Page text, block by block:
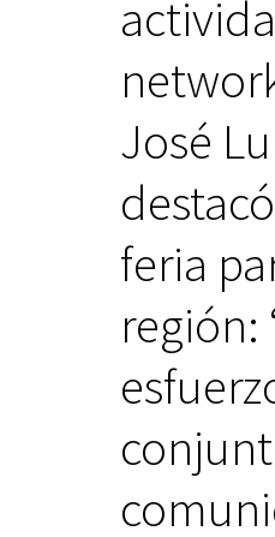
José
feria
región: